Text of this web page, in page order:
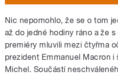
Nic nepomohlo, že se o tom
až do jedné hodiny ráno a že
premiéry mluvili mezi čtyřma
prezident Emmanuel Macron i
Michel. Součástí